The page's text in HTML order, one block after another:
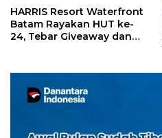
HARRIS Resort Waterfront
Batam Rayakan HUT ke-
24, Tebar Giveaway dan